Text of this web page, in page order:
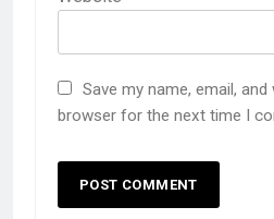
Save my name, email,
browser for the next time I